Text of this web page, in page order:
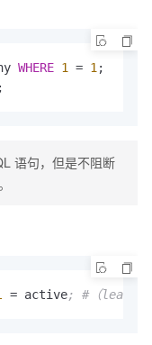
WHERE 1 = 1
语句，但是不阻断
= active; #（learn/